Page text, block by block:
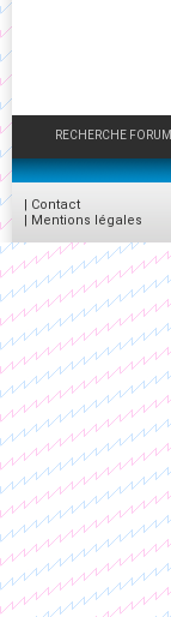
RECHERCHE FORUM
| Contact
| Mentions légales